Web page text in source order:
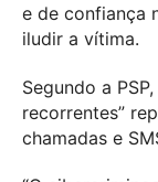
e de confiança
iludir a vítima.
Segundo a
recorrentes”
chamadas e